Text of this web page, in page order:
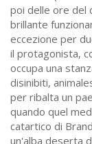
poi delle ore del
brillante
eccezione per
il protagonista,
occupa una
disinibiti,
per ribalta un
quando quel
catartico di
un'alba deserta